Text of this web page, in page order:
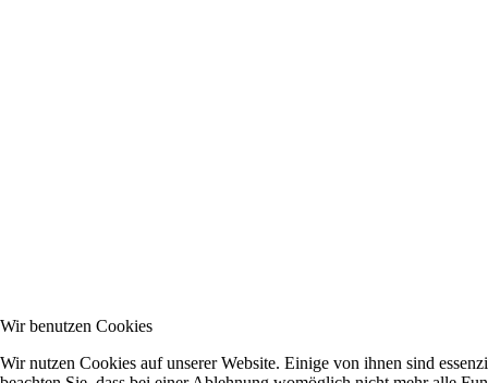
Wir benutzen Cookies
Wir nutzen Cookies auf unserer Website. Einige von ihnen sind